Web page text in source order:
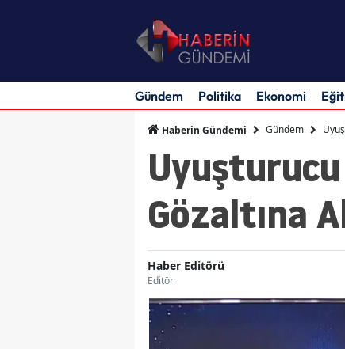
Gündem Politika Ekonomi
Haberin Gündemi Gündem
Gözaltına
Haber Editörü
Editör